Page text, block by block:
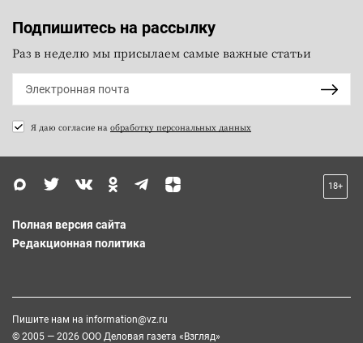
Подпишитесь на рассылку
Раз в неделю мы присылаем самые важные статьи
Я даю согласие на обработку персональных данных
18+
Полная версия сайта
Редакционная политика
Пишите нам на information@vz.ru
© 2005 — 2026 ООО Деловая газета «Взгляд»